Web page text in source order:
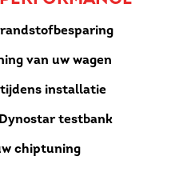
van uw wagen
installatie
testbank
chiptuning